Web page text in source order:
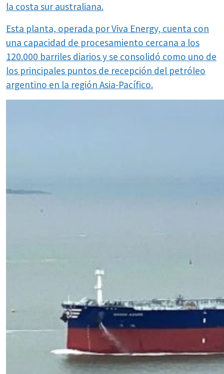
la costa sur australiana.
Esta planta, operada por Viva Energy, cuenta con
una capacidad de procesamiento cercana a los
120.000 barriles diarios y se consolidó como uno de
los principales puntos de recepción del petróleo
argentino en la región Asia-Pacífico.